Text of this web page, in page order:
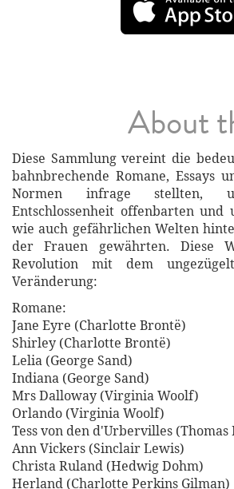
About
Diese Sammlung vereint die
bahnbrechende Romane, Essays
Normen infrage stellten,
Entschlossenheit offenbarten
wie auch gefährlichen Welten
der Frauen gewährten. Diese
Revolution mit dem
Veränderung:
Romane:
Jane Eyre (Charlotte Brontë)
Shirley (Charlotte Brontë)
Lelia (George Sand)
Indiana (George Sand)
Mrs Dalloway (Virginia Woolf)
Orlando (Virginia Woolf)
Tess von den d'Urbervilles (Thomas
Ann Vickers (Sinclair Lewis)
Christa Ruland (Hedwig Dohm)
Herland (Charlotte Perkins Gilman)